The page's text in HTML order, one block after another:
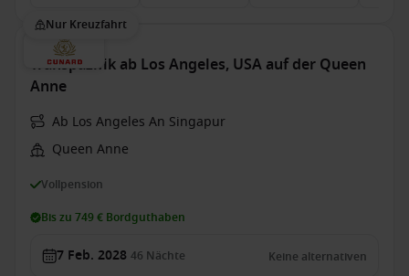
Nur Kreuzfahrt
Transpazifik ab Los Angeles, USA auf der Queen
Anne
Ab Los Angeles An Singapur
Queen Anne
Vollpension
Bis zu 749 € Bordguthaben
7 Feb. 2028 46 Nächte Keine alternativen